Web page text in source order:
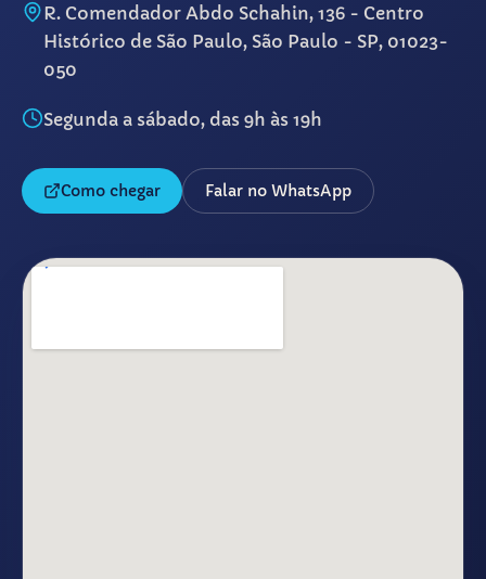
R. Comendador Abdo Schahin, 136 - Centro
Histórico de São Paulo, São Paulo - SP, 01023-
050
Segunda a sábado, das 9h às 19h
Como chegar Falar no WhatsApp